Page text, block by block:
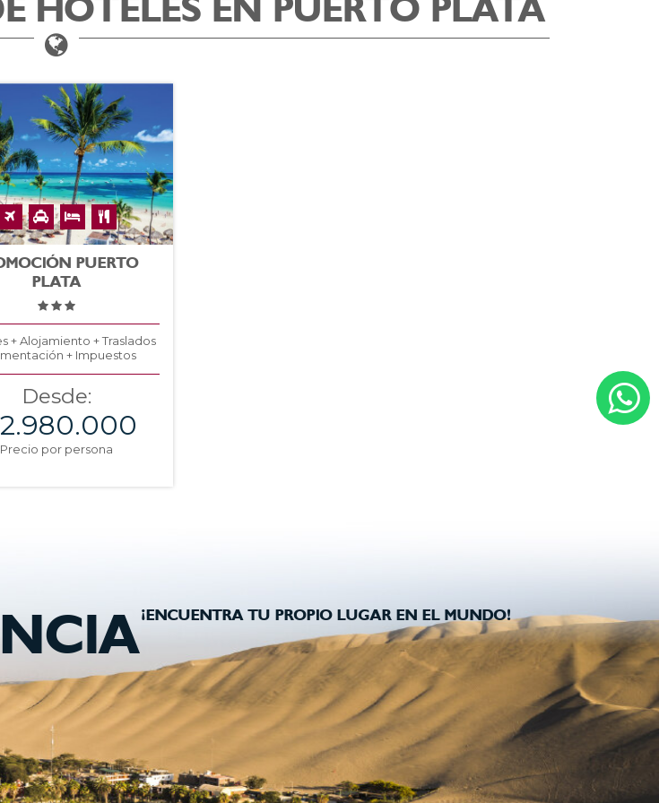
HOTELES EN PUERTO PLATA
PUERTO
PLATA
+ Alojamiento + Traslados
+ Impuestos
Desde:
Precio por persona
¡ENCUENTRA TU PROPIO LUGAR EN EL MUNDO!